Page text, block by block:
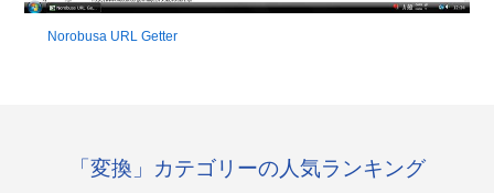
Norobusa URL Getter
「変換」カテゴリーの人気ランキング